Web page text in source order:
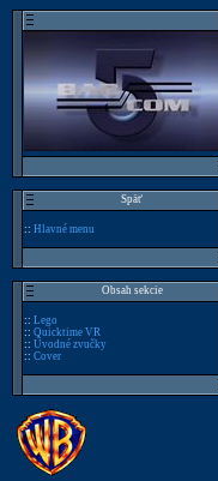
Späť
:: Hlavné menu
Obsah sekcie
:: Lego
:: Quicktime VR
:: Úvodné zvučky
:: Cover